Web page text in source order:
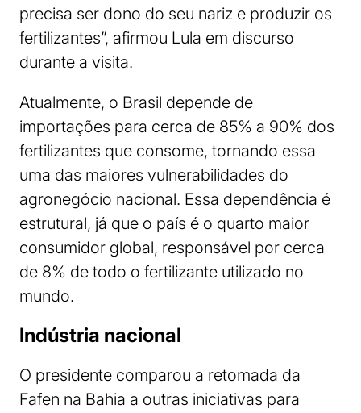
precisa ser dono do seu nariz e produzir os
fertilizantes”, afirmou Lula em discurso
durante a visita.
Atualmente, o Brasil depende de
importações para cerca de 85% a 90% dos
fertilizantes que consome, tornando essa
uma das maiores vulnerabilidades do
agronegócio nacional. Essa dependência é
estrutural, já que o país é o quarto maior
consumidor global, responsável por cerca
de 8% de todo o fertilizante utilizado no
mundo.
Indústria nacional
O presidente comparou a retomada da
Fafen na Bahia a outras iniciativas para